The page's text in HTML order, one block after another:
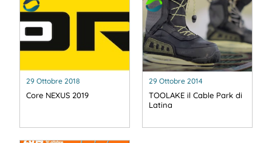
29 Ottobre 2018
Core NEXUS 2019
29 Ottobre 2014
TOOLAKE il Cable Park di
Latina